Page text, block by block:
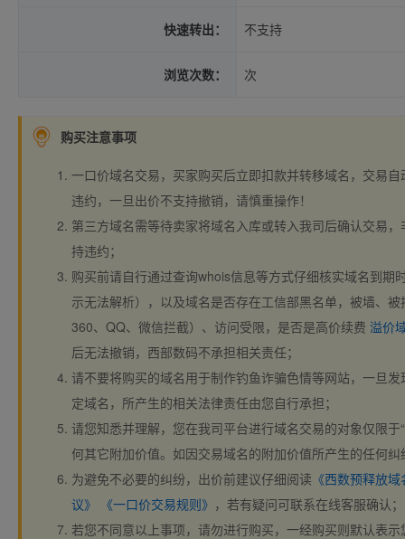
快速转出： 不支持
浏览次数： 次
购买注意事项
一口价域名交易，买家购买后立即扣款并转移域名，交易
违约，一旦出价不支持撤销，请慎重操作！
第三方域名需等待卖家将域名入库或转入我司后确认交易
持违约；
购买前请自行通过查询whois信息等方式仔细核实域名到期
示无法解析），以及域名是否存在工信部黑名单，被墙、
360、QQ、微信拦截）、访问受限，是否是高价续费 溢价
后无法撤销，西部数码不承担相关责任；
请不要将购买的域名用于制作钓鱼诈骗色情等网站，一旦
定域名，所产生的相关法律责任由您自行承担；
请您知悉并理解，您在我司平台进行域名交易的对象仅限于
何其它附加价值。如因交易域名的附加价值所产生的任何
为避免不必要的纠纷，出价前建议仔细阅读 《西数预释放
议》
《一口价交易规则》 ，若有疑问可联系在线客服确认；
若您不同意以上事项，请勿进行购买，一经购买则默认表